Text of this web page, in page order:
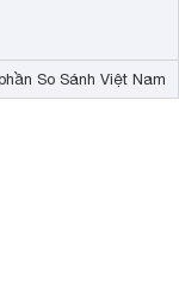
So Sánh Việt Nam